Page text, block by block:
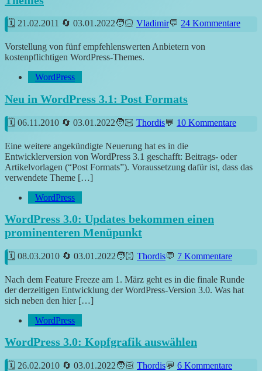
21.02.2011 03.01.2022 Vladimir 24 Kommentare
Vorstellung von fünf empfehlenswerten Anbietern von
kostenpflichtigen WordPress-Themes.
WordPress
Neu in WordPress 3.1: Post Formats
06.11.2010 03.01.2022 Thordis 10 Kommentare
Eine weitere angekündigte Neuerung hat es in die
Entwicklerversion von WordPress 3.1 geschafft: Beitrags- oder
Artikelvorlagen (“Post Formats”). Voraussetzung dafür ist, dass das
verwendete Theme […]
WordPress
WordPress 3.0: Updates bekommen einen
prominenteren Menüpunkt
08.03.2010 03.01.2022 Thordis 7 Kommentare
Nach dem Feature Freeze am 1. März geht es in die finale Runde
der derzeitigen Entwicklung der WordPress-Version 3.0. Was hat
sich neben den hier […]
WordPress
WordPress 3.0: Kopfgrafik auswählen
26.02.2010 03.01.2022 Thordis 6 Kommentare